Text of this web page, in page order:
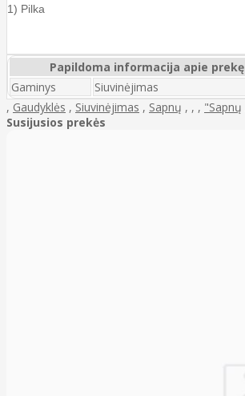
1) Pilka
Papildoma informacija apie prekę
Gaminys
Siuvinėjimas
, Gaudyklės , Siuvinėjimas , Sapnų , , , "Sapnų
Susijusios prekės